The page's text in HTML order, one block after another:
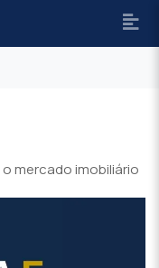
mercado imobiliário